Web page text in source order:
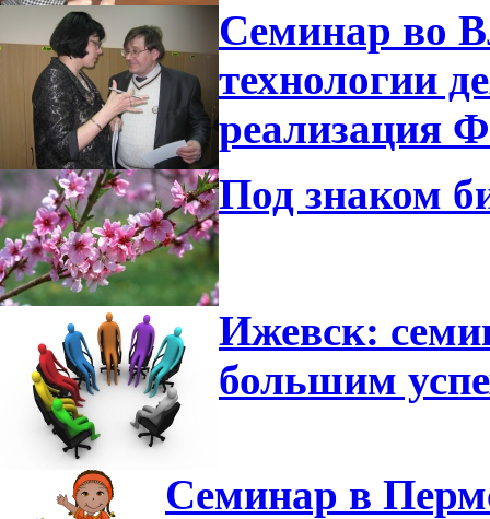
Семинар во
технологии
реализация
Под знаком
Ижевск:
большим
Семинар в